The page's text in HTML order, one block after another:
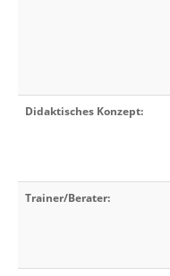
Didaktisches Konzept:
Trainer/Berater: